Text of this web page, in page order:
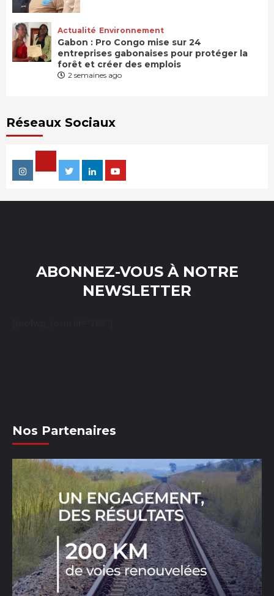
Actualité Environnement
Gabon : Pro Congo mise sur 24
entreprises gabonaises pour protéger la
forêt et créer des emplois
2 semaines ago
Réseaux Sociaux
Instagram
Facebook
TwitterLinkedin
ABONNEZ-VOUS À NOTRE
NEWSLETTER
Nos Partenaires